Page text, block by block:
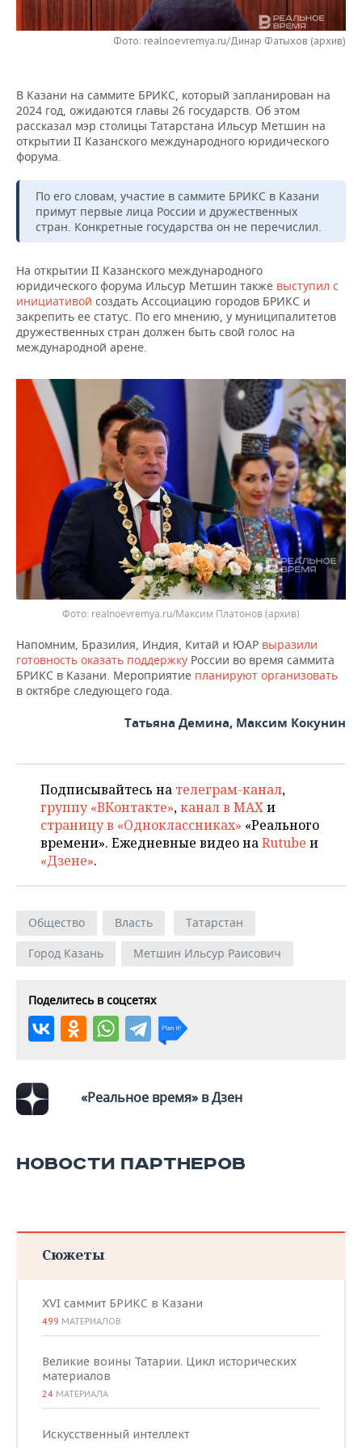
НЕФТЕХИМИЯ
ЭНЕРГЕТИКА
РОЗНИЧНАЯ ТОРГОВЛЯ
УСЛУГИ
НОВОСТИ ТЕХНОЛОГИЙ
МЕДИА
ТЕЛЕКОММУНИКАЦИИ
МЕРОПРИЯТИЯ
ВЫЕЗДНАЯ РЕДАКЦИЯ
БИЗНЕС-БРАНЧИ
ONLINE-КОНФЕРЕНЦИИ
ОТКРЫТАЯ ЛЕКЦИЯ
НОВОСТИ СПОРТА
ФУТБОЛ
ХОККЕЙ
БАСКЕТБОЛ
КИБЕРСПОРТ
ФИГУРНОЕ КАТАНИЕ
ХОККЕЙ С МЯЧОМ
ОБЩЕСТВО
НОВОСТИ ОБЩЕСТВА
ВЛАСТЬ
ИНФРАСТРУКТУРА
КУЛЬТУРА
МЕДИЦИНА
ПРОИСШЕСТВИЯ
ФОТОГАЛЕРЕЯ
СЮЖЕТЫ
СПРАВОЧНИК
СПИСОК КОМПАНИЙ
Фото: realnoevremya.ru/Динар Фатыхов (архив)
В Казани на саммите БРИКС, который запланирован на
2024 год, ожидаются главы 26 государств. Об этом
рассказал мэр столицы Татарстана Ильсур Метшин на
открытии II Казанского международного юридического
форума.
По его словам, участие в саммите БРИКС в Казани
примут первые лица России и дружественных
стран. Конкретные государства он не перечислил.
На открытии II Казанского международного
юридического форума Ильсур Метшин также выступил с
инициативой создать Ассоциацию городов БРИКС и
закрепить ее статус. По его мнению, у муниципалитетов
дружественных стран должен быть свой голос на
международной арене.
realnoevremya.ru/Максим Платонов (архив)
Напомним, Бразилия, Индия, Китай и ЮАР выразили
готовность оказать поддержку России во время саммита
БРИКС в Казани. Мероприятие планируют организовать
в октябре следующего года.
Татьяна Демина, Максим Кокунин
Подписывайтесь на телеграм-канал,
группу «ВКонтакте»,канал в MAXи
страницу в «Одноклассниках» «Реального
времени». Ежедневные видео наRutube и
«Дзене».
Общество Власть
Татарстан
Город Казань
Метшин Ильсур Раисович
Поделитесь в соцсетях
«Реальное время» в Дзен
НОВОСТИ ПАРТНЕРОВ
Сюжеты
XVI саммит БРИКС в Казани
499 МАТЕРИАЛОВ
Великие воины Татарии. Цикл исторических
материалов
24 МАТЕРИАЛА
Искусственный интеллект